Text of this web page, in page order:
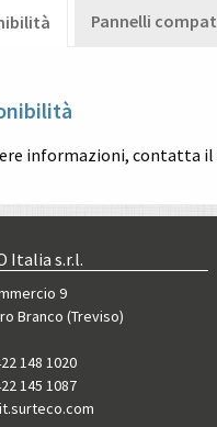
Pannelli
informazioni, contatta
Italia s.r.l.
9
Branco (Treviso)
148 1020
145 1087